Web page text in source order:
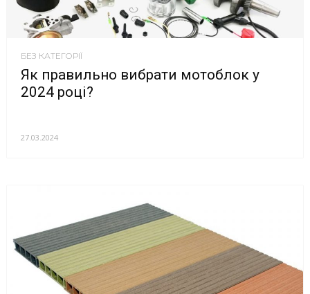
БЕЗ КАТЕГОРІЇ
Як правильно вибрати мотоблок у
2024 році?
27.03.2024